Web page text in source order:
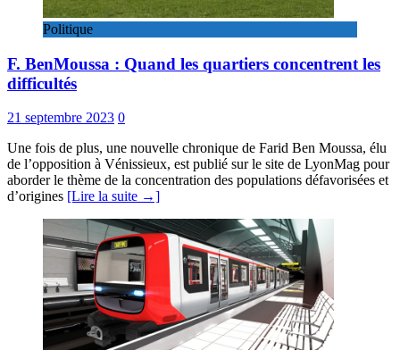
Politique
F. BenMoussa : Quand les quartiers concentrent les
difficultés
21 septembre 2023 0
Une fois de plus, une nouvelle chronique de Farid Ben Moussa, élu
de l’opposition à Vénissieux, est publié sur le site de LyonMag pour
aborder le thème de la concentration des populations défavorisées et
d’origines [Lire la suite →]